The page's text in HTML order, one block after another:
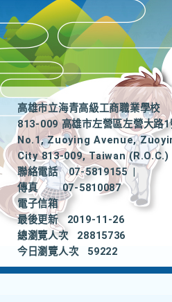
高雄市立海青高級工商職業學校
813-009 高雄市左營區左營大路1
No.1, Zuoying Avenue,
City 813-009, Taiwan (R.O.C.)
聯絡電話
07-5819155
|
傳真
07-5810087
電子信箱
最後更新
2019-11-26
總瀏覽人次
28815736
今日瀏覽人次
59222